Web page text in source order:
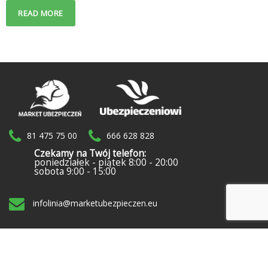
READ MORE
81 475 75 00 666 628 828
Czekamy na Twój telefon:
poniedziałek - piątek 8:00 - 20:00
sobota 9:00 - 15:00
infolinia@marketubezpieczen.eu